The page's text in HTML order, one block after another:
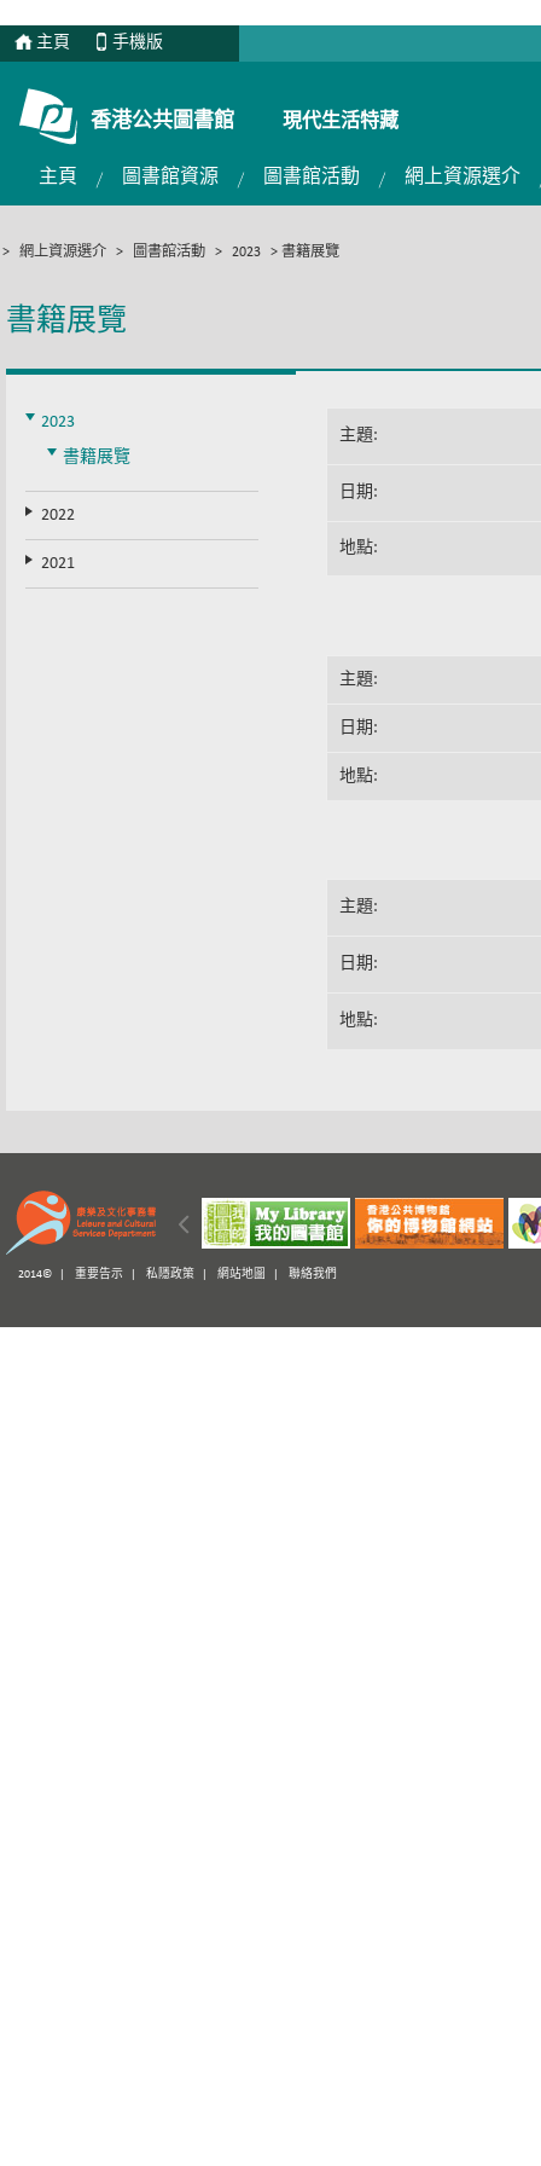
主頁 手機版
香港公共圖書館 現代生活特藏
主頁 圖書館資源 圖書館活動 網上資源選介
> 網上資源選介 > 圖書館活動 > 2023 > 書籍展覽
書籍展覽
2023
書籍展覽
2022
2021
主題:
日期:
地點:
主題:
日期:
地點:
主題:
日期:
地點:
2014© | 重要告示 私隱政策 網站地圖 聯絡我們